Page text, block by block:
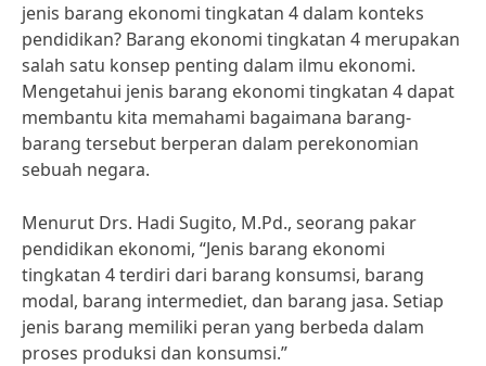
jenis barang ekonomi tingkatan 4 dalam konteks
pendidikan? Barang ekonomi tingkatan 4 merupakan
salah satu konsep penting dalam ilmu ekonomi.
Mengetahui jenis barang ekonomi tingkatan 4 dapat
membantu kita memahami bagaimana barang-
barang tersebut berperan dalam perekonomian
sebuah negara.
Menurut Drs. Hadi Sugito, M.Pd., seorang pakar
pendidikan ekonomi, “Jenis barang ekonomi
tingkatan 4 terdiri dari barang konsumsi, barang
modal, barang intermediet, dan barang jasa. Setiap
jenis barang memiliki peran yang berbeda dalam
proses produksi dan konsumsi.”